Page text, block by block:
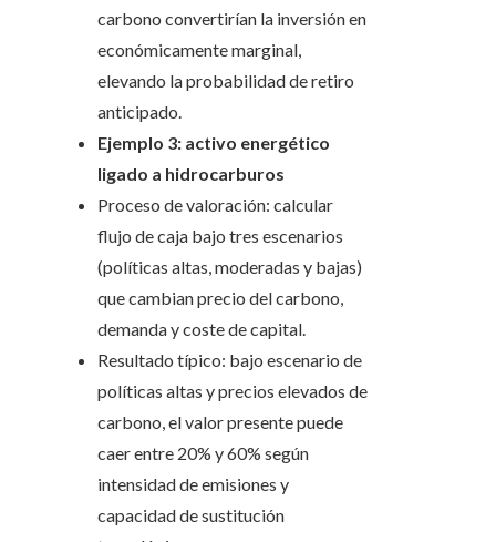
carbono convertirían la inversión en
económicamente marginal,
elevando la probabilidad de retiro
anticipado.
Ejemplo 3: activo energético
ligado a hidrocarburos
Proceso de valoración: calcular
flujo de caja bajo tres escenarios
(políticas altas, moderadas y bajas)
que cambian precio del carbono,
demanda y coste de capital.
Resultado típico: bajo escenario de
políticas altas y precios elevados de
carbono, el valor presente puede
caer entre 20% y 60% según
intensidad de emisiones y
capacidad de sustitución